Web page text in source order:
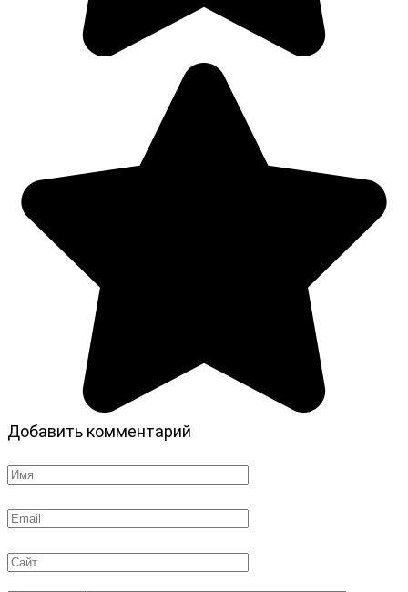
Добавить комментарий
Имя
Email
Сайт